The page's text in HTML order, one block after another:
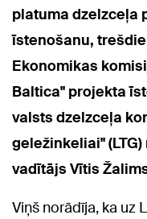
platuma dzelzceļa
īstenošanu,
Ekonomikas
Baltica" projekta
valsts dzelzceļa
geležinkeliai"
vadītājs Vītis
Viņš norādīja, ka uz